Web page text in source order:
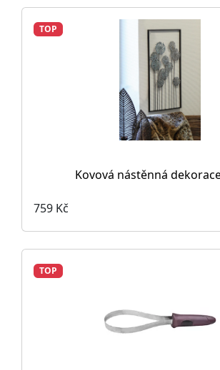
TOP
Kovová nástěnná
759 Kč
TOP